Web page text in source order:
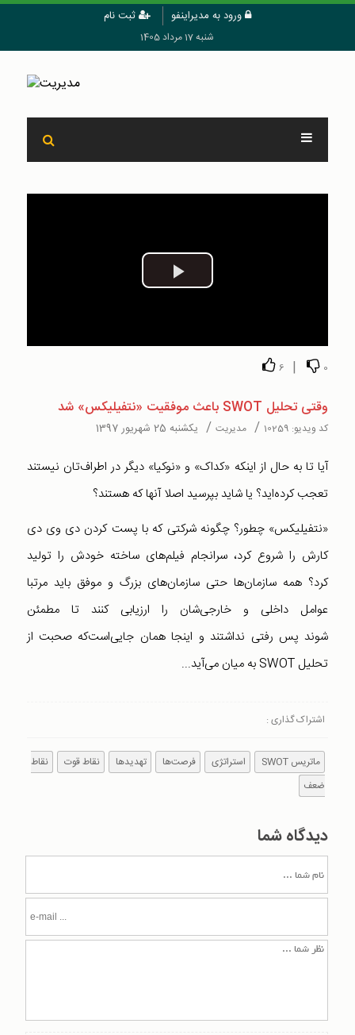
ورود به مدیراینفو ثبت نام
شنبه 17 مرداد 1405
Play
0
|
6
وقتی تحلیل SWOT باعث موفقیت «نتفیلیکس» شد
کد ویدیو: 10259
/ مدیریت/ یکشنبه 25 شهریور 1397
آیا تا به حال از اینکه «کداک» و «نوکیا» دیگر در اطراف‌تان نیستند
تعجب کرده‌اید؟ یا شاید بپرسید اصلا آنها که هستند؟
«نتفیلیکس» چطور؟ چگونه شرکتی که با پست کردن دی وی دی
کارش را شروع کرد، سرانجام فیلم‌های ساخته خودش را تولید
کرد؟ همه سازمان‌ها حتی سازمان‌های بزرگ و موفق باید مرتبا
عوامل داخلی و خارجی‌شان را ارزیابی کنند تا مطمئن
شوند پس رفتی نداشتند و اینجا همان جایی‌است‌که صحبت از
تحلیل SWOT به میان می‌آید...
اشتراک گذاری :
ماتریس SWOT استراتژی فرصت‌ها تهدیدها نقاط قوت
نقاط
ضعف
دیدگاه شما